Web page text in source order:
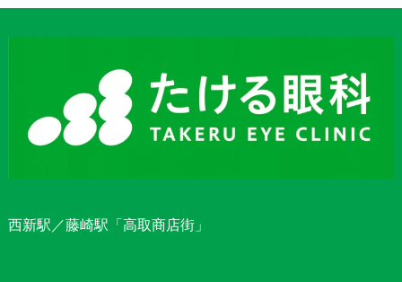
西新駅／藤崎駅「高取商店街」